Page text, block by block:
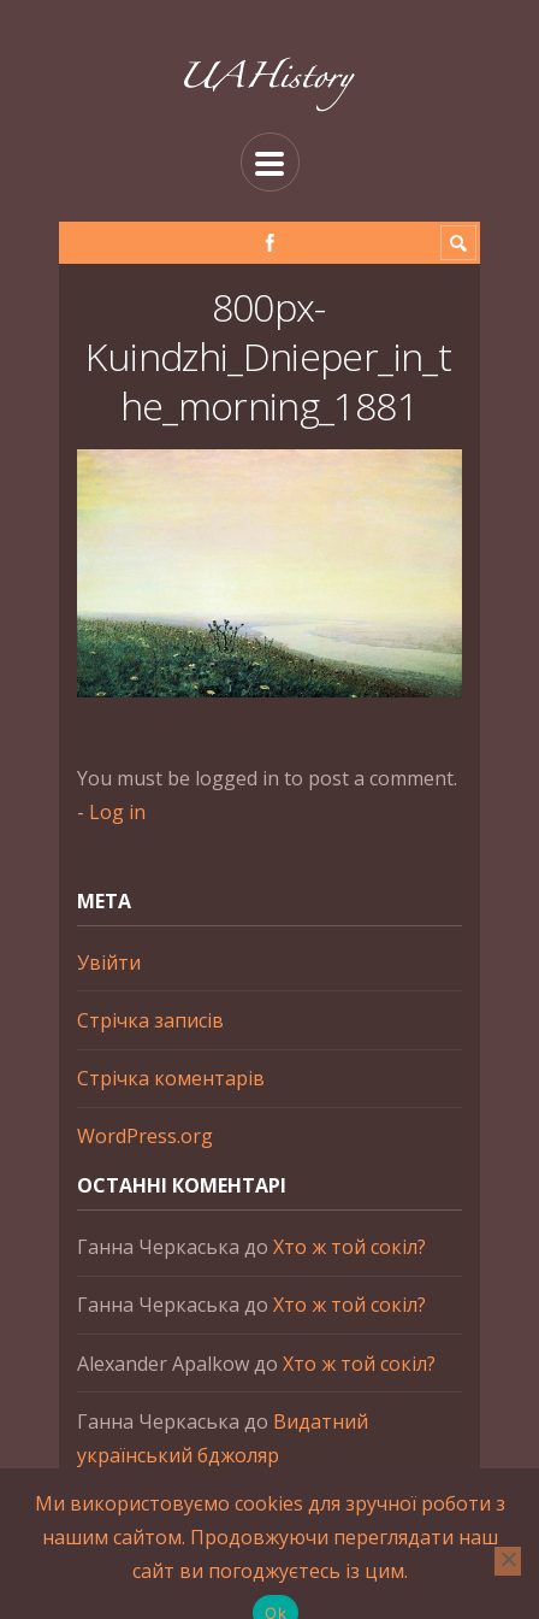
800px-
Kuindzhi_Dnieper_in_t
he_morning_1881
You must be logged in to post a comment.
- Log in
МЕТА
Увійти
Стрічка записів
Стрічка коментарів
WordPress.org
ОСТАННІ КОМЕНТАРІ
Ганна Черкаська до Хто ж той сокіл?
Ганна Черкаська до Хто ж той сокіл?
Alexander Apalkowдо Хто ж той сокіл?
Ганна Черкаська до Видатний
український бджоляр
Ганна ЧеркаськадоПетро Франко
2015-2023 © UAHistory Всі права застережено.
При використанні матеріалів сайта обов'язкове
Ми використовуємо cookies для зручної роботи з
нашим сайтом. Продовжуючи переглядати наш
сайт ви погоджуєтесь із цим.
Ok